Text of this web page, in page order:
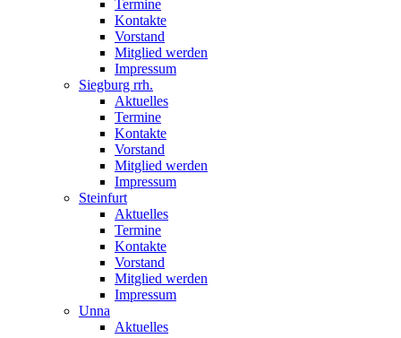
Termine
Kontakte
Vorstand
Mitglied werden
Impressum
Siegburg rrh.
Aktuelles
Termine
Kontakte
Vorstand
Mitglied werden
Impressum
Steinfurt
Aktuelles
Termine
Kontakte
Vorstand
Mitglied werden
Impressum
Unna
Aktuelles